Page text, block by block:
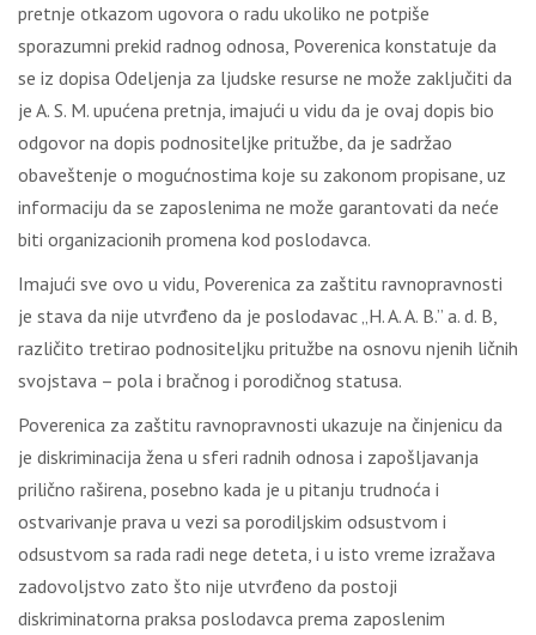
pretnje otkazom ugovora o radu ukoliko ne potpiše
sporazumni prekid radnog odnosa, Poverenica konstatuje da
se iz dopisa Odeljenja za ljudske resurse ne može zaključiti da
je A. S. M. upućena pretnja, imajući u vidu da je ovaj dopis bio
odgovor na dopis podnositeljke pritužbe, da je sadržao
obaveštenje o mogućnostima koje su zakonom propisane, uz
informaciju da se zaposlenima ne može garantovati da neće
biti organizacionih promena kod poslodavca.
Imajući sve ovo u vidu, Poverenica za zaštitu ravnopravnosti
je stava da nije utvrđeno da je poslodavac „H. A. A. B.” a. d. B,
različito tretirao podnositeljku pritužbe na osnovu njenih ličnih
svojstava – pola i bračnog i porodičnog statusa.
Poverenica za zaštitu ravnopravnosti ukazuje na činjenicu da
je diskriminacija žena u sferi radnih odnosa i zapošljavanja
prilično raširena, posebno kada je u pitanju trudnoća i
ostvarivanje prava u vezi sa porodiljskim odsustvom i
odsustvom sa rada radi nege deteta, i u isto vreme izražava
zadovoljstvo zato što nije utvrđeno da postoji
diskriminatorna praksa poslodavca prema zaposlenim